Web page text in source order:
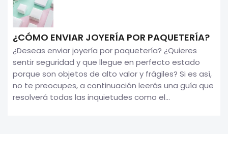
¿CÓMO ENVIAR JOYERÍA POR PAQUETERÍA?
¿Deseas enviar joyería por paquetería? ¿Quieres
sentir seguridad y que llegue en perfecto estado
porque son objetos de alto valor y frágiles? Si es así,
no te preocupes, a continuación leerás una guía que
resolverá todas las inquietudes como el...